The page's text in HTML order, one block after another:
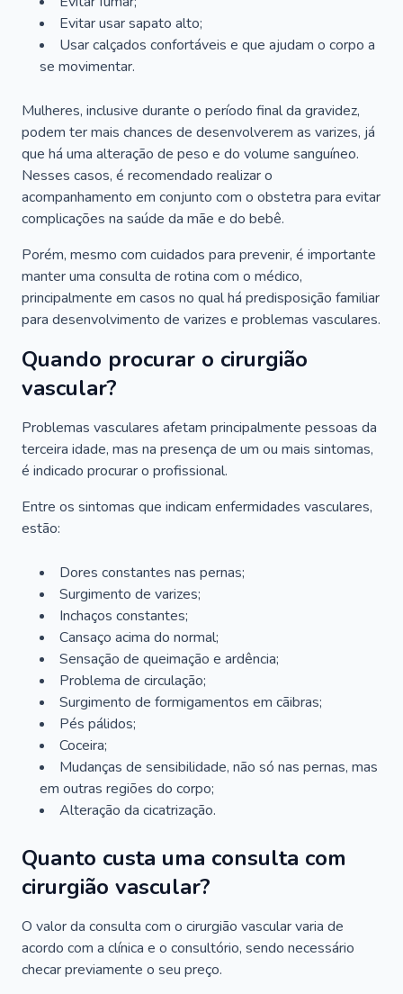
Evitar usar sapato alto;
Usar calçados confortáveis e que ajudam o corpo a
se movimentar.
Mulheres, inclusive durante o período final da gravidez,
podem ter mais chances de desenvolverem as varizes, já
que há uma alteração de peso e do volume sanguíneo.
Nesses casos, é recomendado realizar o
acompanhamento em conjunto com o obstetra para evitar
complicações na saúde da mãe e do bebê.
Porém, mesmo com cuidados para prevenir, é importante
manter uma consulta de rotina com o médico,
principalmente em casos no qual há predisposição familiar
para desenvolvimento de varizes e problemas vasculares.
Quando procurar o cirurgião
vascular?
Problemas vasculares afetam principalmente pessoas da
terceira idade, mas na presença de um ou mais sintomas,
é indicado procurar o profissional.
Entre os sintomas que indicam enfermidades vasculares,
estão:
Dores constantes nas pernas;
Surgimento de varizes;
Inchaços constantes;
Cansaço acima do normal;
Sensação de queimação e ardência;
Problema de circulação;
Surgimento de formigamentos em cãibras;
Pés pálidos;
Coceira;
Mudanças de sensibilidade, não só nas pernas, mas
em outras regiões do corpo;
Alteração da cicatrização.
Quanto custa uma consulta com
cirurgião vascular?
O valor da consulta com o cirurgião vascular varia de
acordo com a clínica e o consultório, sendo necessário
checar previamente o seu preço.